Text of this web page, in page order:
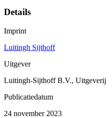
Details
Imprint
Luitingh Sijthoff
Uitgever
Luitingh-Sijthoff B.V., Uitgeverij
Publicatiedatum
24 november 2023